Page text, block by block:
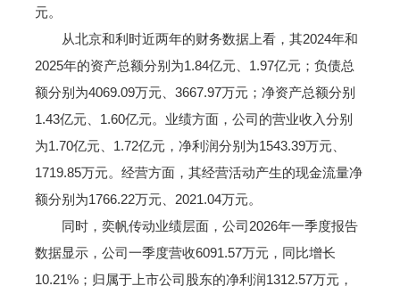
元。
从北京和利时近两年的财务数据上看，其2024年和
2025年的资产总额分别为1.84亿元、1.97亿元；负债总
额分别为4069.09万元、3667.97万元；净资产总额分别
1.43亿元、1.60亿元。业绩方面，公司的营业收入分别
为1.70亿元、1.72亿元，净利润分别为1543.39万元、
1719.85万元。经营方面，其经营活动产生的现金流量净
额分别为1766.22万元、2021.04万元。
同时，奕帆传动业绩层面，公司2026年一季度报告
数据显示，公司一季度营收6091.57万元，同比增长
10.21%；归属于上市公司股东的净利润1312.57万元，